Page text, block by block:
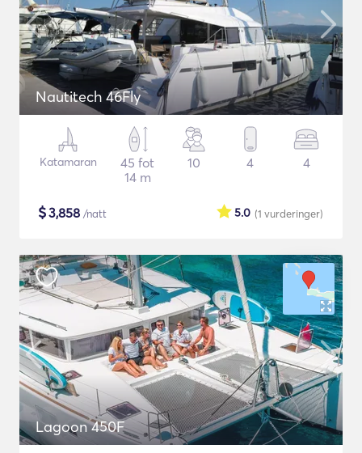
Nautitech 46Fly
Katamaran
45 fot
14 m
10 4 4
$3,858 /natt (1 vurderinger)
5.0
Lagoon 450F